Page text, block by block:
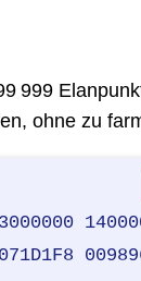
999
ohne zu